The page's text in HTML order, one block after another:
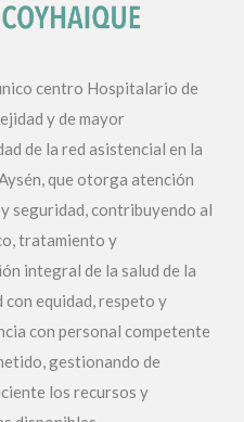
centro Hospitalario de
y de mayor
de la red asistencial en la
que otorga atención
seguridad, contribuyendo al
tratamiento y
integral de la salud de la
con equidad, respeto y
con personal competente
gestionando de
los recursos y